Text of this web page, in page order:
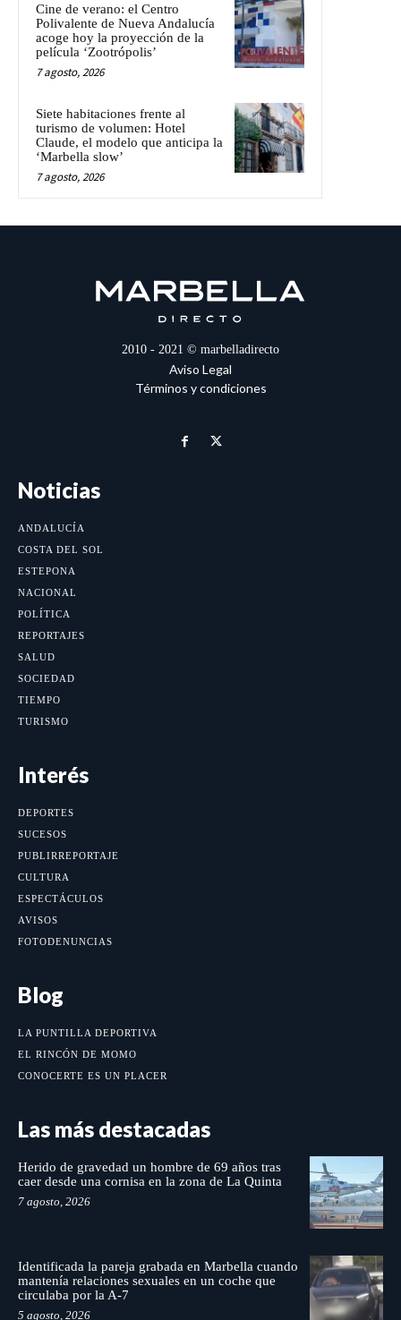
Cine de verano: el Centro
Polivalente de Nueva Andalucía
acoge hoy la proyección de la
película ‘Zootrópolis’
7 agosto, 2026
Siete habitaciones frente al
turismo de volumen: Hotel
Claude, el modelo que anticipa la
‘Marbella slow’
7 agosto, 2026
2010 - 2021 © marbelladirecto
Aviso Legal
Términos y condiciones
Noticias
ANDALUCÍA
COSTA DEL SOL
ESTEPONA
NACIONAL
POLÍTICA
REPORTAJES
SALUD
SOCIEDAD
TIEMPO
TURISMO
Interés
DEPORTES
SUCESOS
PUBLIRREPORTAJE
CULTURA
ESPECTÁCULOS
AVISOS
FOTODENUNCIAS
Blog
LA PUNTILLA DEPORTIVA
EL RINCÓN DE MOMO
CONOCERTE ES UN PLACER
Las más destacadas
Herido de gravedad un hombre de 69 años tras
caer desde una cornisa en la zona de La Quinta
7 agosto, 2026
Identificada la pareja grabada en Marbella cuando
mantenía relaciones sexuales en un coche que
circulaba por la A-7
5 agosto, 2026